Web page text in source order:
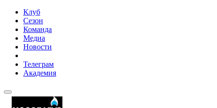
Клуб
Сезон
Команда
Медиа
Новости
Телеграм
Академия